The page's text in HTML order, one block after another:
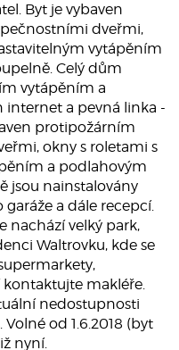
Byt je vybaven
dveřmi,
vytápěním
Celý dům
vytápěním a
internet a pevná linka -
protipožárním
okny s roletami s
a podlahovým
jsou nainstalovány
a dále recepcí.
nachází velký park,
Waltrovku, kde se
kontaktujte makléře.
nedostupnosti
od 1.6.2018 (byt
nyní.